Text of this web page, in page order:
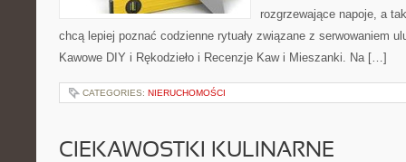
rozgrzewające napoje, a
chcą lepiej poznać codzienne rytuały związane z serwowaniem
Kawowe DIY i Rękodzieło i Recenzje Kaw i Mieszanki. Na […]
CATEGORIES: NIERUCHOMOŚCI
CIEKAWOSTKI KULINARNE